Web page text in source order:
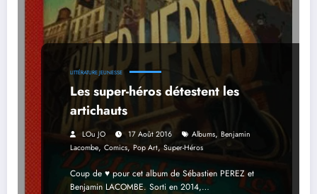
LITTÉRATURE JEUNESSE
Les super-héros détestent les
artichauts
LOu JO 17 Août 2016 Albums, Benjamin
Lacombe, Comics, Pop Art, Super-Héros
Coup de ♥ pour cet album de Sébastien PEREZ et
Benjamin LACOMBE. Sorti en 2014,…